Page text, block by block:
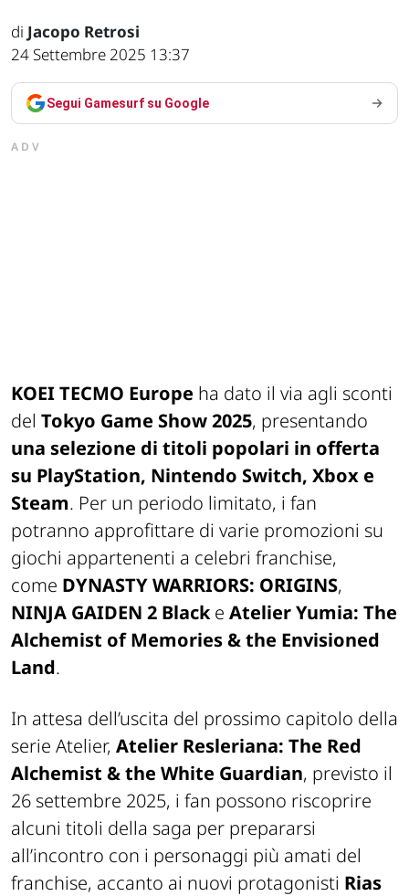
di Jacopo Retrosi
24 Settembre 2025 13:37
Segui Gamesurf su Google
ADV
KOEI TECMO Europe ha dato il via agli sconti
del Tokyo Game Show 2025, presentando
una selezione di titoli popolari in offerta
su PlayStation, Nintendo Switch, Xbox e
Steam. Per un periodo limitato, i fan
potranno approfittare di varie promozioni su
giochi appartenenti a celebri franchise,
come DYNASTY WARRIORS: ORIGINS,
NINJA GAIDEN 2 Blacke Atelier Yumia: The
Alchemist of Memories & the Envisioned
Land.
In attesa dell’uscita del prossimo capitolo della
serie Atelier, Atelier Resleriana: The Red
Alchemist & the White Guardian, previsto il
26 settembre 2025, i fan possono riscoprire
alcuni titoli della saga per prepararsi
all’incontro con i personaggi più amati del
franchise, accanto ai nuovi protagonisti Rias